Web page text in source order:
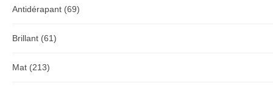
Antidérapant (69)
Brillant (61)
Mat (213)